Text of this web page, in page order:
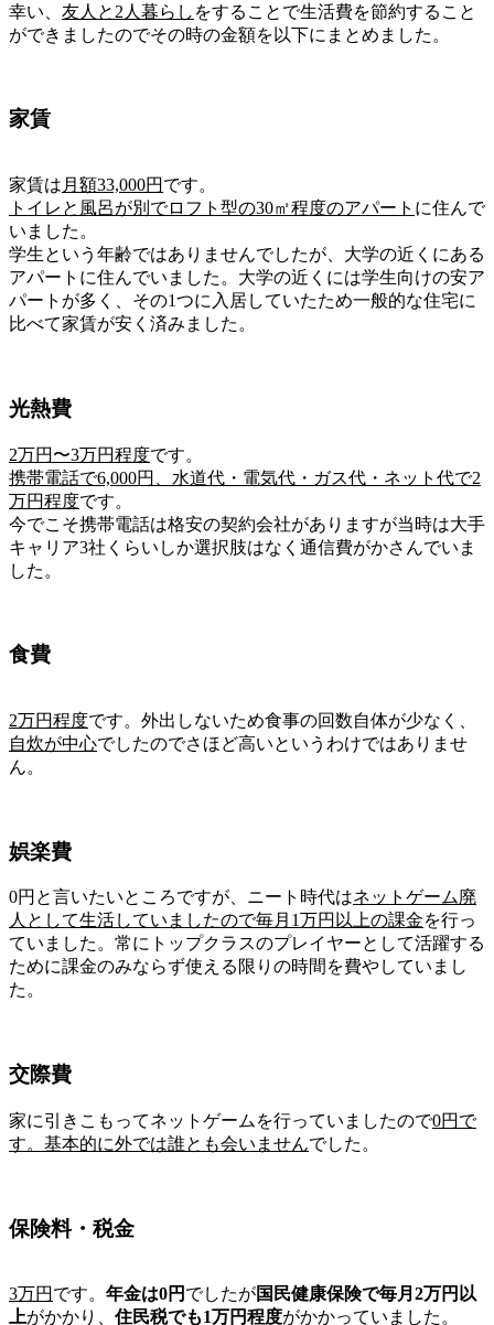
幸い、 友人と2人暮らし をすることで生活費を節約すること
ができましたのでその時の金額を以下にまとめました。
家賃
家賃は 月額33,000円 です。
トイレと風呂が別でロフト型の30㎡程度のアパート に住んで
いました。
学生という年齢ではありませんでしたが、大学の近くにある
アパートに住んでいました。大学の近くには学生向けの安ア
パートが多く、その1つに入居していたため一般的な住宅に
比べて家賃が安く済みました。
光熱費
2万円〜3万円程度です。
携帯電話で6,000円、水道代・電気代・ガス代・ネット代で2
万円程度です。
今でこそ携帯電話は格安の契約会社がありますが当時は大手
キャリア3社くらいしか選択肢はなく通信費がかさんでいま
した。
食費
2万円程度です。外出しないため食事の回数自体が少なく、
自炊が中心でしたのでさほど高いというわけではありませ
ん。
娯楽費
0円と言いたいところですが、ニート時代はネットゲーム廃
人として生活していましたので毎月1万円以上の課金を行っ
ていました。常にトップクラスのプレイヤーとして活躍する
ために課金のみならず使える限りの時間を費やしていまし
た。
交際費
家に引きこもってネットゲームを行っていましたので0円で
す。基本的に外では誰とも会いませんでした。
保険料・税金
3万円 です。 年金は0円 でしたが国民健康保険で毎月2万円以
上がかかり、 住民税でも1万円程度がかかっていました。